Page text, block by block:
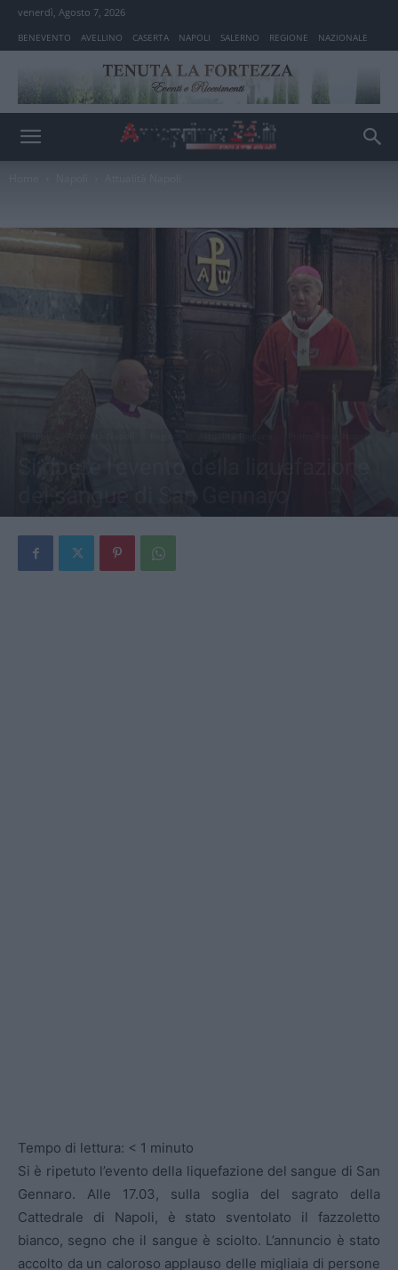
venerdì, Agosto 7, 2026
BENEVENTO AVELLINO CASERTA NAPOLI SALERNO REGIONE NAZIONALE
Regione Primo Piano Napoli
Si ripete l’evento della liquefazione
Tempo di lettura: < 1 minuto
Si è ripetuto l’evento della liquefazione del sangue di San
Gennaro. Alle 17.03, sulla soglia del sagrato della
Cattedrale di Napoli, è stato sventolato il fazzoletto
bianco, segno che il sangue è sciolto. L’annuncio è stato
accolto da un caloroso applauso delle migliaia di persone